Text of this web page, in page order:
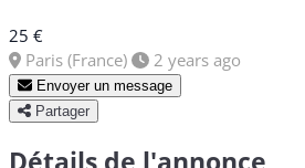
25 €
Paris (France)
2 years ago
Envoyer un message
Partager